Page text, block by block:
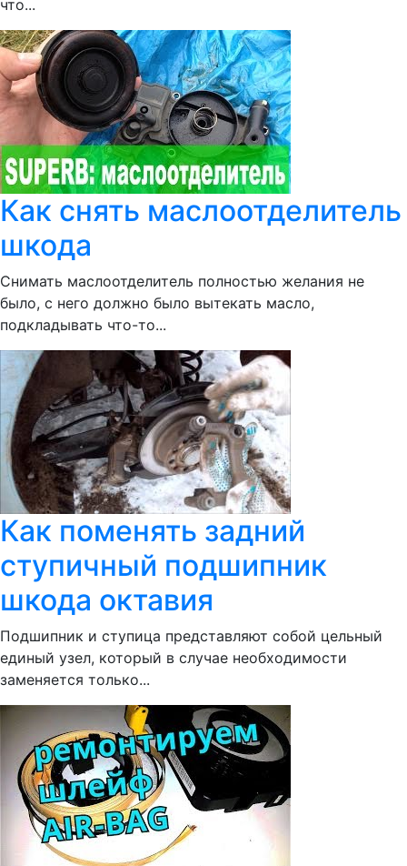
что...
Как снять маслоотделитель
шкода
Снимать маслоотделитель полностью желания не
было, с него должно было вытекать масло,
подкладывать что-то...
Как поменять задний
ступичный подшипник
шкода октавия
Подшипник и ступица представляют собой цельный
единый узел, который в случае необходимости
заменяется только...